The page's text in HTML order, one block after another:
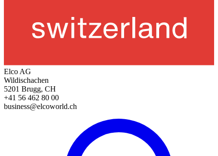
Elco AG
Wildischachen
5201 Brugg, CH
+41 56 462 80 00
business@elcoworld.ch